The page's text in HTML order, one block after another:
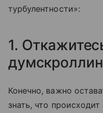
турбулентности»:
1.
Конечно, важно
знать, что